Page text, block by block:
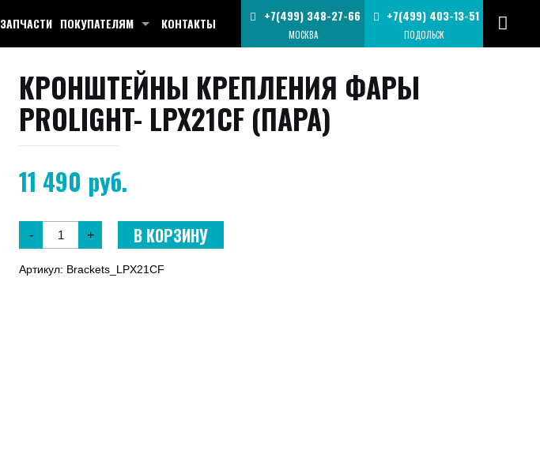
ЗАПЧАСТИ ПОКУПАТЕЛЯМ КОНТАКТЫ +7(499) 403-13-51
ПОДОЛЬСК
+7(499) 348-27-66
МОСКВА
КРОНШТЕЙНЫ КРЕПЛЕНИЯ ФАРЫ
PROLIGHT- LPX21CF (ПАРА)
11 490 руб.
- + В КОРЗИНУ
Артикул: Brackets_LPX21CF